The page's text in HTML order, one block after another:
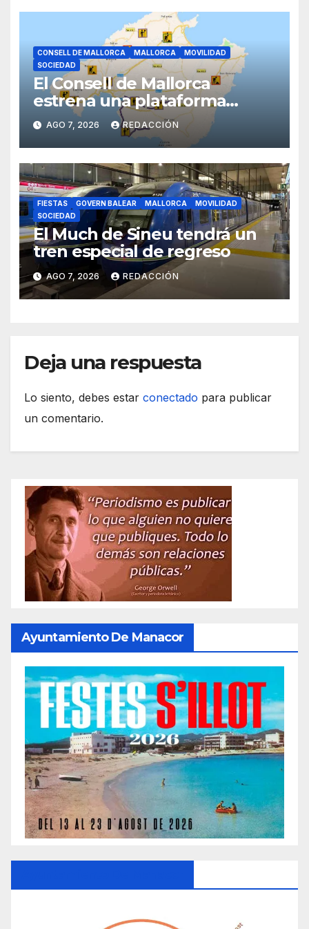
CONSELL DE MALLORCA MALLORCA
MOVILIDAD
SOCIEDAD
El Consell de Mallorca
estrena una plataforma
inteligente de incidencias
viarias en tiempo real
AGO 7, 2026 REDACCIÓN
FIESTAS GOVERN BALEAR MALLORCA
MOVILIDAD
SOCIEDAD
El Much de Sineu tendrá un
tren especial de regreso
AGO 7, 2026 REDACCIÓN
Deja una respuesta
Lo siento, debes estar conectado para publicar
un comentario.
Ayuntamiento De Manacor